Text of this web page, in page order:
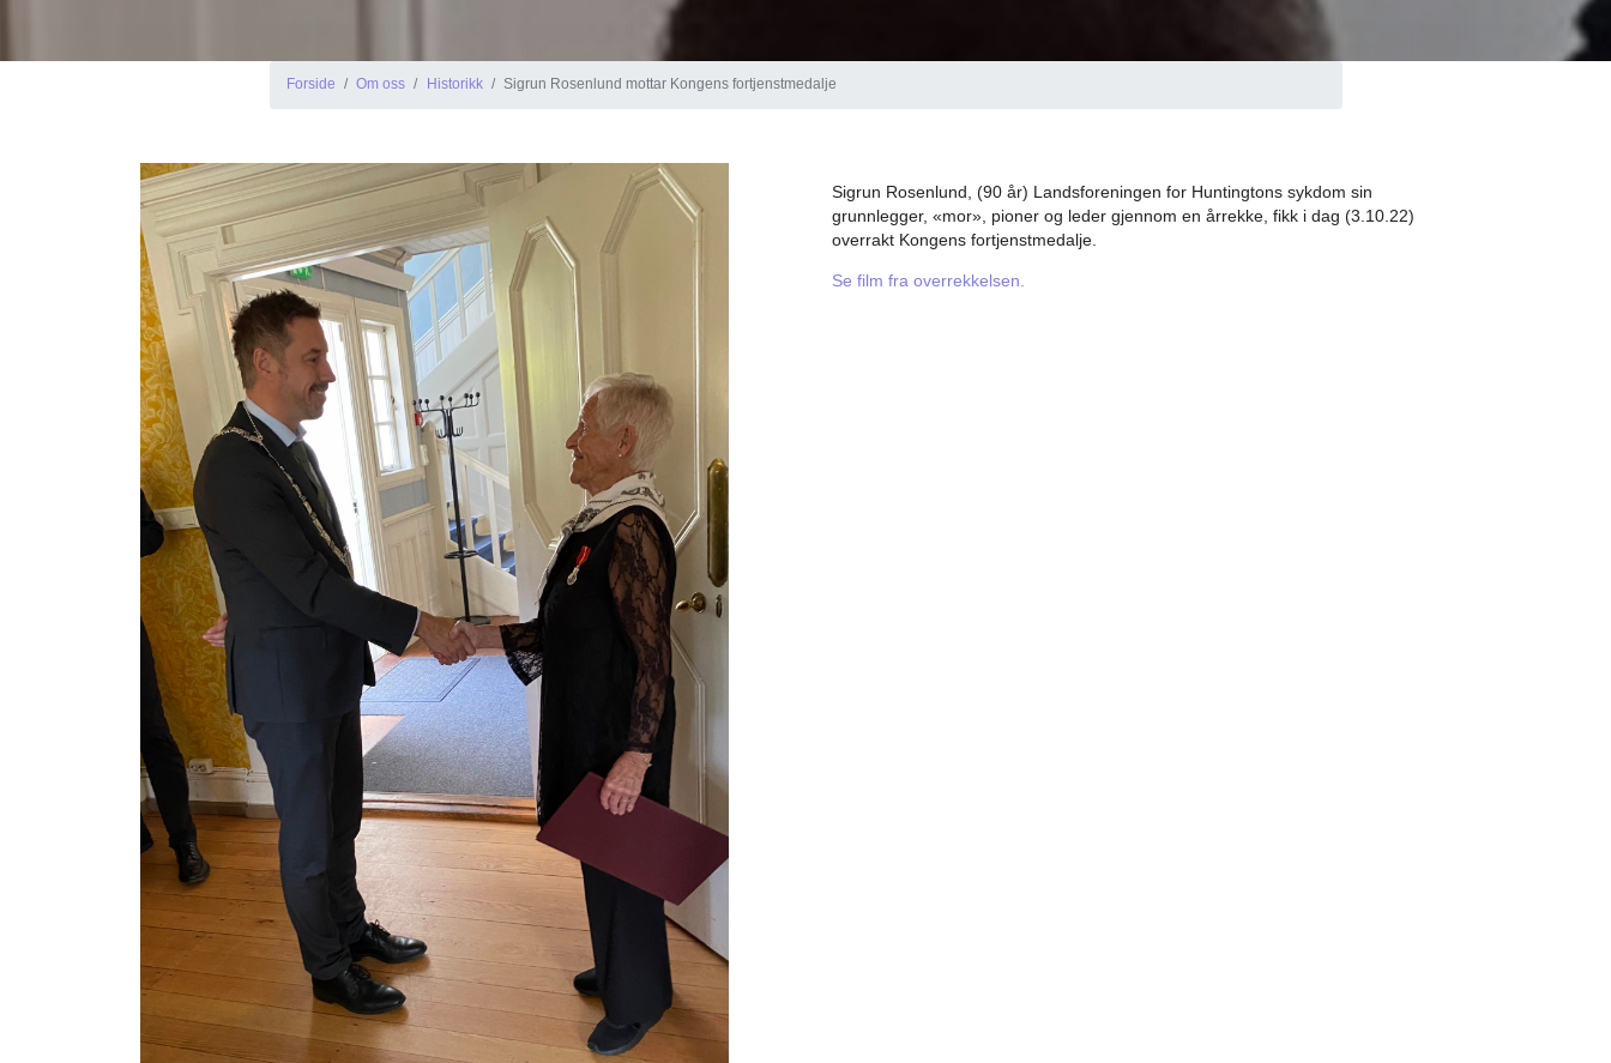
Forside Om oss Historikk Sigrun Rosenlund mottar Kongens fortjenstmedalje
Sigrun Rosenlund, (90 år) Landsforeningen for Huntingtons sykdom sin
grunnlegger, «mor», pioner og leder gjennom en årrekke, fikk i dag (3.10.22)
overrakt Kongens fortjenstmedalje.
Se film fra overrekkelsen.